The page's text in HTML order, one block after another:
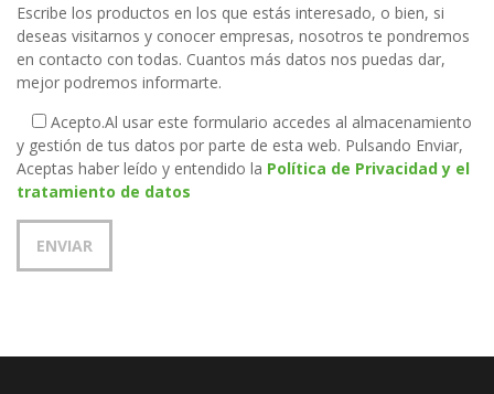
Escribe los productos en los que estás interesado, o bien, si
deseas visitarnos y conocer empresas, nosotros te pondremos
en contacto con todas. Cuantos más datos nos puedas dar,
mejor podremos informarte.
Acepto.Al usar este formulario accedes al almacenamiento
y gestión de tus datos por parte de esta web. Pulsando Enviar,
Aceptas haber leído y entendido la Política de Privacidad y el
tratamiento de datos